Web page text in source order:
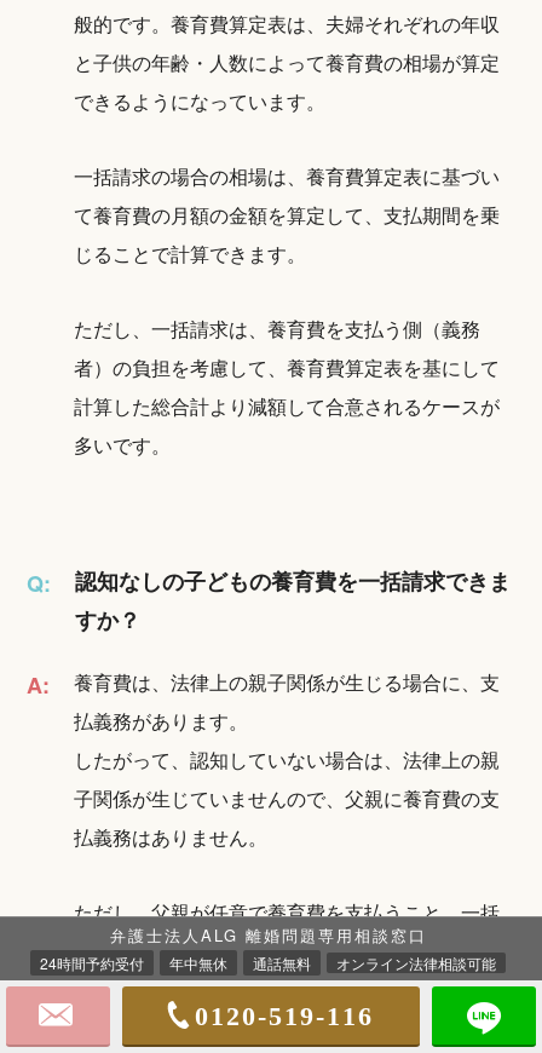
般的です。養育費算定表は、夫婦それぞれの年収
と子供の年齢・人数によって養育費の相場が算定
できるようになっています。
一括請求の場合の相場は、養育費算定表に基づい
て養育費の月額の金額を算定して、支払期間を乗
じることで計算できます。
ただし、一括請求は、養育費を支払う側（義務
者）の負担を考慮して、養育費算定表を基にして
計算した総合計より減額して合意されるケースが
多いです。
Q:
認知なしの子どもの養育費を一括請求できま
すか？
A:
養育費は、法律上の親子関係が生じる場合に、支
払義務があります。
したがって、認知していない場合は、法律上の親
子関係が生じていませんので、父親に養育費の支
払義務はありません。
ただし、父親が任意で養育費を支払うこと、一括
請求に応じることに同意すれば、養育費を一括請
求して受け取っても問題ありません。
弁護士法人ALG 離婚問題専用相談窓口
24時間予約受付 年中無休 通話無料 オンライン法律相談可能
0120-519-116